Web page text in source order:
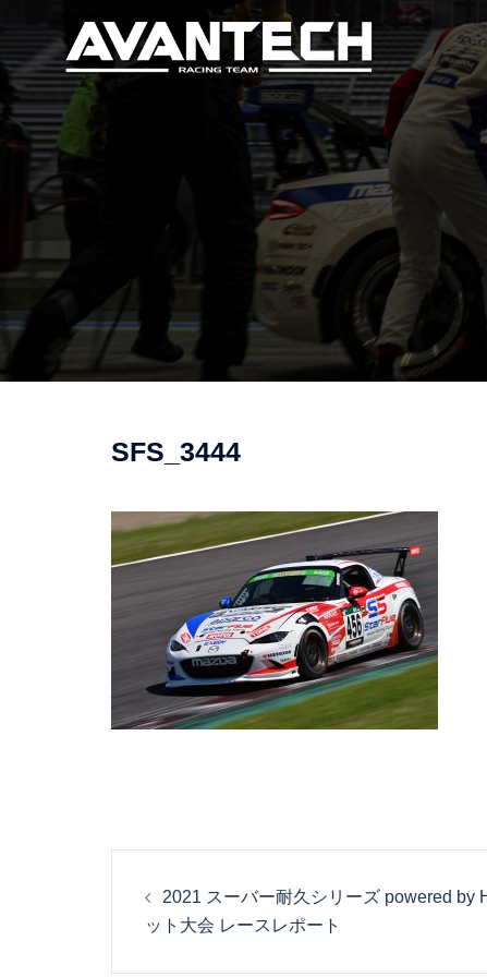
テ
ン
ツ
へ
プ
SFS_3444
稿
2021 スーバー耐久シリーズ powered by
ット大会 レースレポート